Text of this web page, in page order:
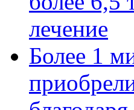
лечение
Более 1